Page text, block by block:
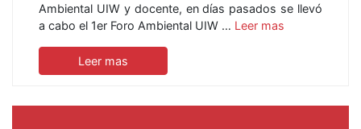
Ambiental UIW y docente, en días pasados se llevó
a cabo el 1er Foro Ambiental UIW … Leer mas
Leer mas